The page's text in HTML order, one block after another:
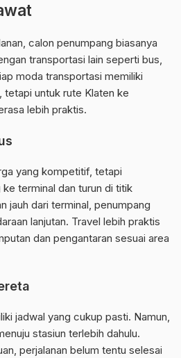
calon penumpang biasanya
transportasi lain seperti bus,
moda transportasi memiliki
tetapi untuk rute Klaten ke
lebih praktis.
yang kompetitif, tetapi
terminal dan turun di titik
jauh dari terminal, penumpang
lanjutan. Travel lebih praktis
dan pengantaran sesuai area
jadwal yang cukup pasti. Namun,
stasiun terlebih dahulu.
perjalanan belum tentu selesai